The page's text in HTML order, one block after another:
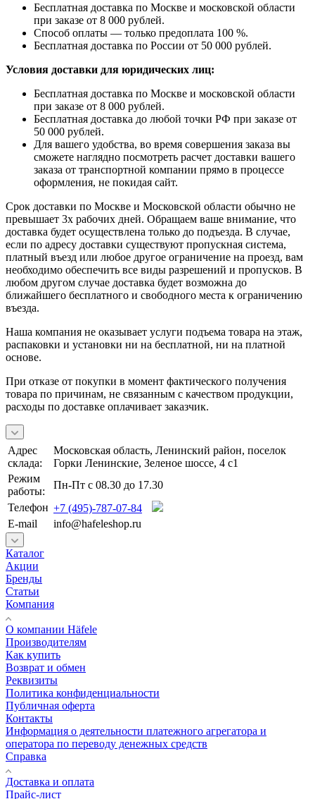
Бесплатная доставка по Москве и московской области
при заказе от 8 000 рублей.
Способ оплаты — только предоплата 100 %.
Бесплатная доставка по России от 50 000 рублей.
Условия доставки для юридических лиц:
Бесплатная доставка по Москве и московской области
при заказе от 8 000 рублей.
Бесплатная доставка до любой точки РФ при заказе от
50 000 рублей.
Для вашего удобства, во время совершения заказа вы
сможете наглядно посмотреть расчет доставки вашего
заказа от транспортной компании прямо в процессе
оформления, не покидая сайт.
Срок доставки по Москве и Московской области обычно не
превышает 3х рабочих дней. Обращаем ваше внимание, что
доставка будет осуществлена только до подъезда. В случае,
если по адресу доставки существуют пропускная система,
платный въезд или любое другое ограничение на проезд, вам
необходимо обеспечить все виды разрешений и пропусков. В
любом другом случае доставка будет возможна до
ближайшего бесплатного и свободного места к ограничению
въезда.
Наша компания не оказывает услуги подъема товара на этаж,
распаковки и установки ни на бесплатной, ни на платной
основе.
При отказе от покупки в момент фактического получения
товара по причинам, не связанным с качеством продукции,
расходы по доставке оплачивает заказчик.
Адрес
склада:
Московская область, Ленинский район, поселок
Горки Ленинские, Зеленое шоссе, 4 с1
Режим
работы:
Пн-Пт с 08.30 до 17.30
Телефон +7 (495)-787-07-84
E-mail
info@hafeleshop.ru
Каталог
Акции
Бренды
Статьи
Компания
О компании Häfele
Производителям
Как купить
Возврат и обмен
Реквизиты
Политика конфиденциальности
Публичная оферта
Контакты
Информация о деятельности платежного агрегатора и
оператора по переводу денежных средств
Справка
Доставка и оплата
Прайс-лист